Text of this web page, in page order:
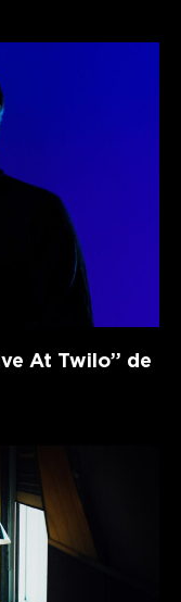
At Twilo” de